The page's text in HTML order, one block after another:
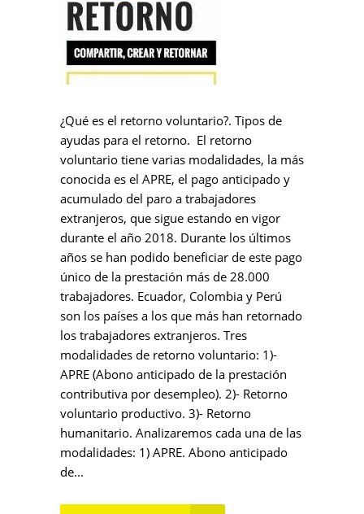
¿Qué es el retorno voluntario?. Tipos de
ayudas para el retorno. El retorno
voluntario tiene varias modalidades, la más
conocida es el APRE, el pago anticipado y
acumulado del paro a trabajadores
extranjeros, que sigue estando en vigor
durante el año 2018. Durante los últimos
años se han podido beneficiar de este pago
único de la prestación más de 28.000
trabajadores. Ecuador, Colombia y Perú
son los países a los que más han retornado
los trabajadores extranjeros. Tres
modalidades de retorno voluntario: 1)-
APRE (Abono anticipado de la prestación
contributiva por desempleo). 2)- Retorno
voluntario productivo. 3)- Retorno
humanitario. Analizaremos cada una de las
modalidades: 1) APRE. Abono anticipado
de...